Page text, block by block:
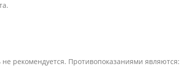
рекомендуется. Противопоказаниями являются: